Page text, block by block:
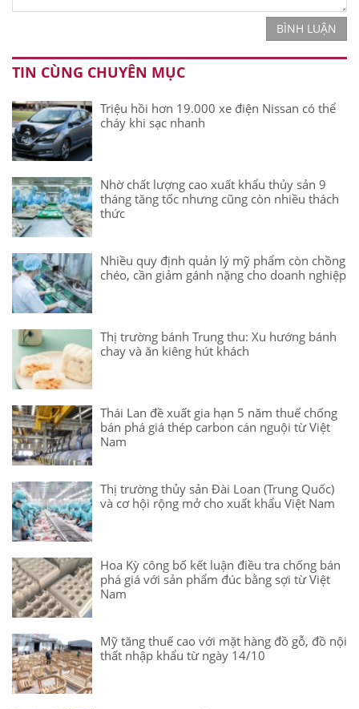
BÌNH LUẬN
TIN CÙNG CHUYÊN MỤC
Triệu hồi hơn 19.000 xe điện Nissan có thể
cháy khi sạc nhanh
Nhờ chất lượng cao xuất khẩu thủy sản 9
tháng tăng tốc nhưng cũng còn nhiều thách
thức
Nhiều quy định quản lý mỹ phẩm còn chồng
chéo, cần giảm gánh nặng cho doanh nghiệp
Thị trường bánh Trung thu: Xu hướng bánh
chay và ăn kiêng hút khách
Thái Lan đề xuất gia hạn 5 năm thuế chống
bán phá giá thép carbon cán nguội từ Việt
Nam
Thị trường thủy sản Đài Loan (Trung Quốc)
và cơ hội rộng mở cho xuất khẩu Việt Nam
Hoa Kỳ công bố kết luận điều tra chống bán
phá giá với sản phẩm đúc bằng sợi từ Việt
Nam
Mỹ tăng thuế cao với mặt hàng đồ gỗ, đồ nội
thất nhập khẩu từ ngày 14/10